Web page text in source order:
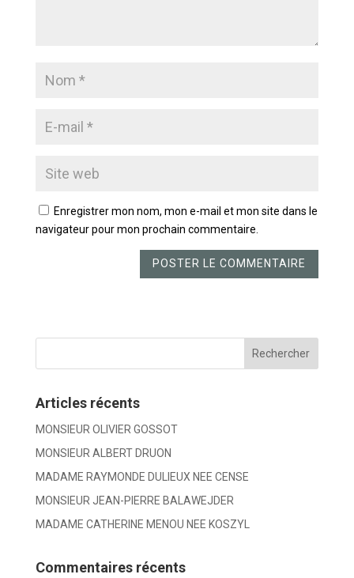
Enregistrer mon nom, mon e-mail et mon site dans le
navigateur pour mon prochain commentaire.
Articles récents
MONSIEUR OLIVIER GOSSOT
MONSIEUR ALBERT DRUON
MADAME RAYMONDE DULIEUX NEE CENSE
MONSIEUR JEAN-PIERRE BALAWEJDER
MADAME CATHERINE MENOU NEE KOSZYL
Commentaires récents